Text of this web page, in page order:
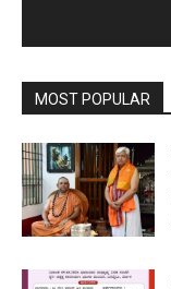
MOST POPULAR